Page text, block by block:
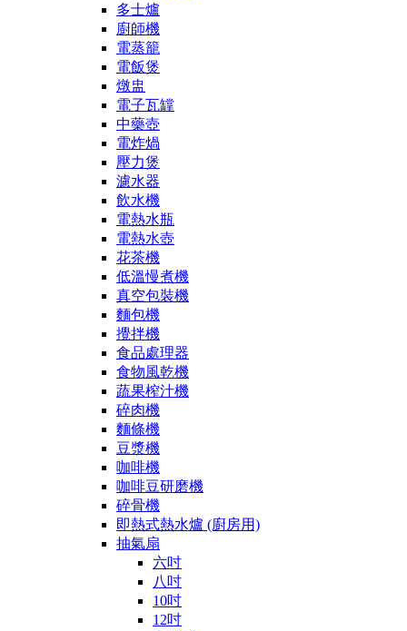
多士爐
廚師機
電蒸籠
電飯煲
燉盅
電子瓦罉
中藥壺
電炸煱
壓力煲
濾水器
飲水機
電熱水瓶
電熱水壺
花茶機
低溫慢煮機
真空包裝機
麵包機
攪拌機
食品處理器
食物風乾機
蔬果榨汁機
碎肉機
麵條機
豆漿機
咖啡機
咖啡豆研磨機
碎骨機
即熱式熱水爐 (廚房用)
抽氣扇
六吋
八吋
10吋
12吋